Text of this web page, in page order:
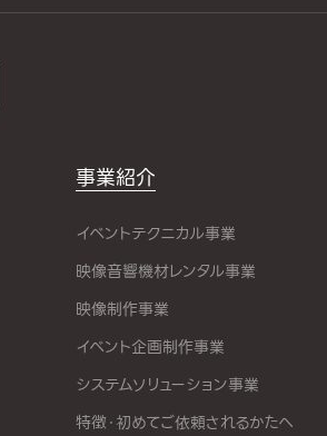
事業紹介
イベントテクニカル事業
映像音響機材レンタル事業
映像制作事業
イベント企画制作事業
システムソリューション事業
特徴・初めてご依頼されるかたへ